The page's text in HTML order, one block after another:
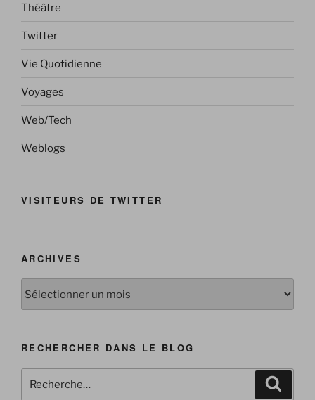
Théâtre
Twitter
Vie Quotidienne
Voyages
Web/Tech
Weblogs
VISITEURS DE TWITTER
ARCHIVES
Archives
RECHERCHER DANS LE BLOG
pour